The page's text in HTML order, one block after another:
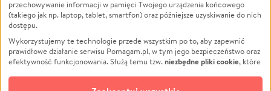
Ukraina
Pomoc Finansowa
Projekty
Pogrzeb
NGO
Edukacja
Podróż
Impreza
przechowywanie informacji w pamięci Twojego urządzenia końcowego
(takiego jak np. laptop, tablet, smartfon) oraz późniejsze uzyskiwanie do nich
dostępu.
Wykorzystujemy te technologie przede wszystkim po to, aby zapewnić
prawidłowe działanie serwisu Pomagam.pl, w tym jego bezpieczeństwo oraz
efektywność funkcjonowania. Służą temu tzw.niezbędne pliki cookie, które
opcjonalnych plików cookie